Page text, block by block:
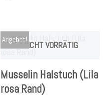
NICHT VORRÄTIG
Angebot!
Musselin Halstuch (Lila
rosa Rand)